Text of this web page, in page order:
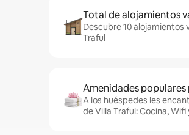
Total de alojamientos
Descubre 10 alojamientos
Traful
Amenidades populares
A los huéspedes les
de Villa Traful: Cocina, Wifi